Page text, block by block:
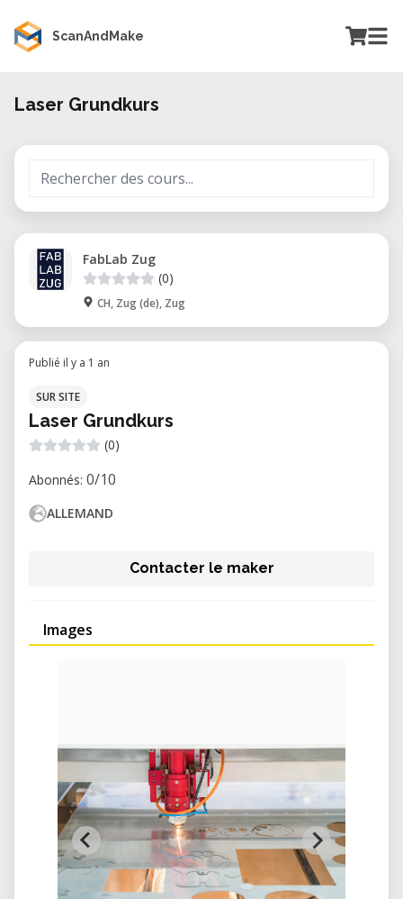
ScanAndMake
Laser Grundkurs
FabLab Zug
(0)
CH, Zug (de), Zug
Publié il y a 1 an
SUR SITE
Laser Grundkurs
(0)
Abonnés: 0/10
ALLEMAND
Contacter le maker
Images